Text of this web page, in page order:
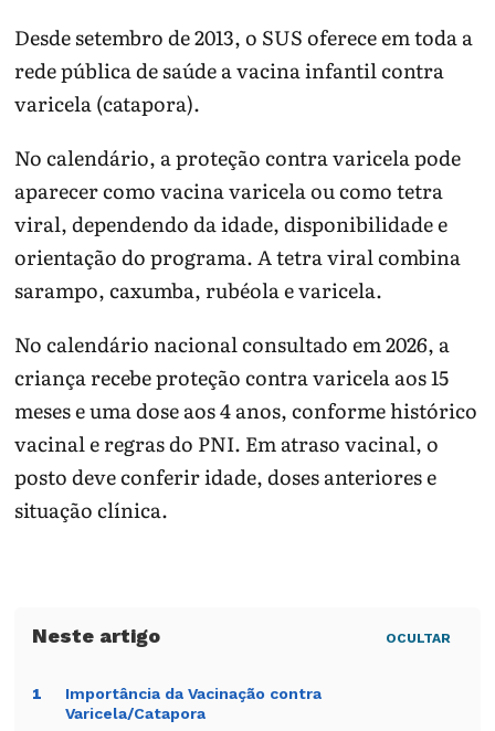
Desde setembro de 2013, o SUS oferece em toda a
rede pública de saúde a vacina infantil contra
varicela (catapora).
No calendário, a proteção contra varicela pode
aparecer como vacina varicela ou como tetra
viral, dependendo da idade, disponibilidade e
orientação do programa. A tetra viral combina
sarampo, caxumba, rubéola e varicela.
No calendário nacional consultado em 2026, a
criança recebe proteção contra varicela aos 15
meses e uma dose aos 4 anos, conforme histórico
vacinal e regras do PNI. Em atraso vacinal, o
posto deve conferir idade, doses anteriores e
situação clínica.
OCULTAR
1
Importância da Vacinação contra
Varicela/Catapora